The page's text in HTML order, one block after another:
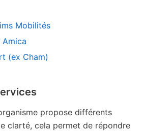
Mobilités
(ex Cham)
propose différents
clarté, cela permet de répondre